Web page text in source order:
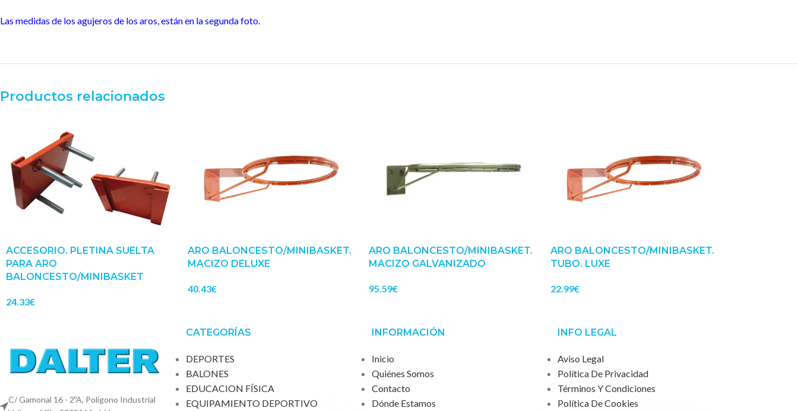
Las medidas de los agujeros de los aros, están en la segunda foto.
Productos relacionados
ACCESORIO. PLETINA SUELTA
PARA ARO
BALONCESTO/MINIBASKET
24.33€
ARO BALONCESTO/MINIBASKET.
MACIZO DELUXE
40.43€
ARO BALONCESTO/MINIBASKET.
MACIZO GALVANIZADO
95.59€
ARO BALONCESTO/MINIBASKET.
TUBO. LUXE
22.99€
C/ Gamonal 16 - 2ºA, Polígono Industrial
CATEGORÍAS
DEPORTES
BALONES
EDUCACION FÍSICA
EQUIPAMIENTO DEPORTIVO
INFORMACIÓN
Inicio
Quiénes Somos
Contacto
Dónde Estamos
INFO LEGAL
Aviso Legal
Política De Privacidad
Términos Y Condiciones
Política De Cookies